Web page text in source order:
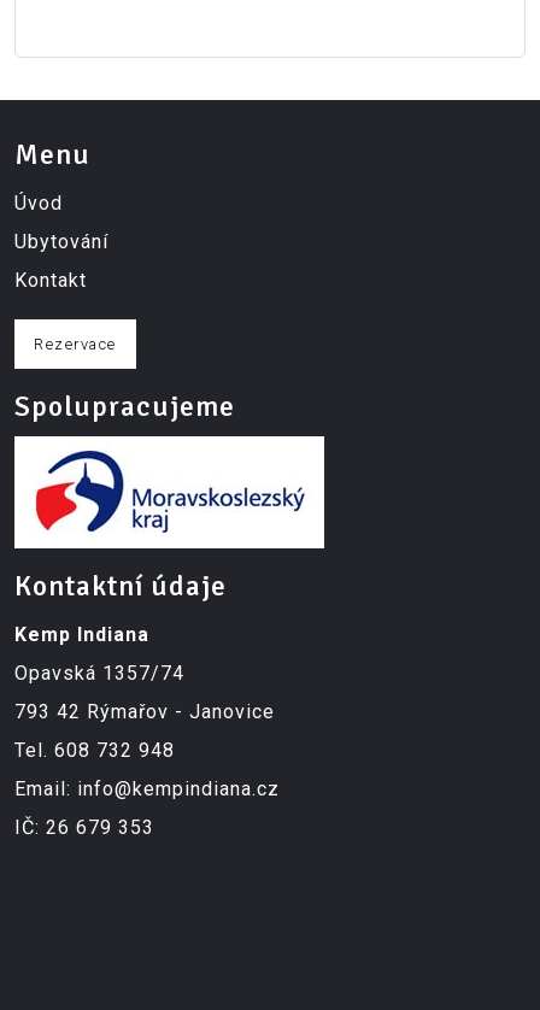
Menu
Úvod
Ubytování
Kontakt
Rezervace
Spolupracujeme
Kontaktní údaje
Kemp Indiana
Opavská 1357/74
793 42 Rýmařov - Janovice
Tel. 608 732 948
Email: info@kempindiana.cz
IČ: 26 679 353